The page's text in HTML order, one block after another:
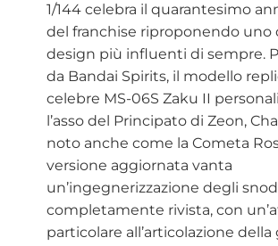
1/144 celebra il quarantesimo
del franchise riproponendo uno
design più influenti di sempre.
da Bandai Spirits, il modello
celebre MS-06S Zaku II
l’asso del Principato di Zeon,
noto anche come la Cometa
versione aggiornata vanta
un’ingegnerizzazione degli
completamente rivista, con
particolare all’articolazione della